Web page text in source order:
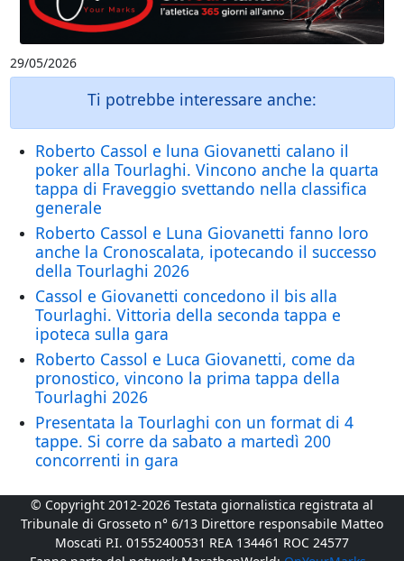
29/05/2026
Ti potrebbe interessare anche:
Roberto Cassol e luna Giovanetti calano il
poker alla Tourlaghi. Vincono anche la quarta
tappa di Fraveggio svettando nella classifica
generale
Roberto Cassol e Luna Giovanetti fanno loro
anche la Cronoscalata, ipotecando il successo
della Tourlaghi 2026
Cassol e Giovanetti concedono il bis alla
Tourlaghi. Vittoria della seconda tappa e
ipoteca sulla gara
Roberto Cassol e Luca Giovanetti, come da
pronostico, vincono la prima tappa della
Tourlaghi 2026
Presentata la Tourlaghi con un format di 4
tappe. Si corre da sabato a martedì 200
concorrenti in gara
© Copyright 2012-2026 Testata giornalistica registrata al
Tribunale di Grosseto n° 6/13 Direttore responsabile Matteo
Moscati P.I. 01552400531 REA 134461 ROC 24577